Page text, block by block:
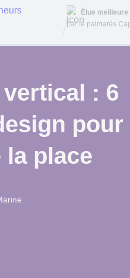
Élue
par le palmarès
: 6
pour
la place